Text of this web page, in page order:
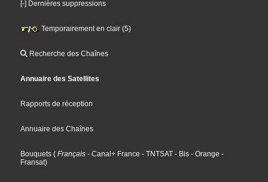
[-] Dernières suppressions
Temporairement en clair (5)
Recherche des Chaînes
Annuaire des Satellites
Rapports de réception
Annuaire des Chaînes
Bouquets ( Français - Canal+ France - TNTSAT - Bis - Orange -
Fransat)